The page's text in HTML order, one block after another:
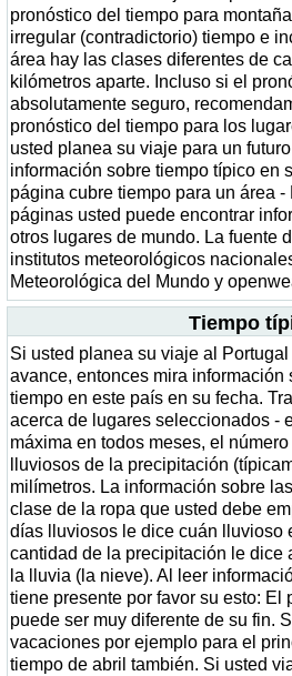
pronóstico del tiempo para
irregular (contradictorio) tiempo e
área hay las clases diferentes de
kilómetros aparte. Incluso si el
absolutamente seguro,
pronóstico del tiempo para los
usted planea su viaje para un
información sobre tiempo típico en
página cubre tiempo para un área -
páginas usted puede encontrar
otros lugares de mundo. La fuente
institutos meteorológicos
Meteorológica del Mundo y
Tiempo
Si usted planea su viaje al Portugal
avance, entonces mira información
tiempo en este país en su fecha.
acerca de lugares seleccionados -
máxima en todos meses, el
lluviosos de la precipitación
milímetros. La información sobre
clase de la ropa que usted debe
días lluviosos le dice cuán lluvioso
cantidad de la precipitación le dice
la lluvia (la nieve). Al leer
tiene presente por favor su esto: El
puede ser muy diferente de su fin.
vacaciones por ejemplo para el
tiempo de abril también. Si usted